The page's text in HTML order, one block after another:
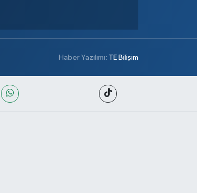
Haber Yazılımı: TE Bilişim